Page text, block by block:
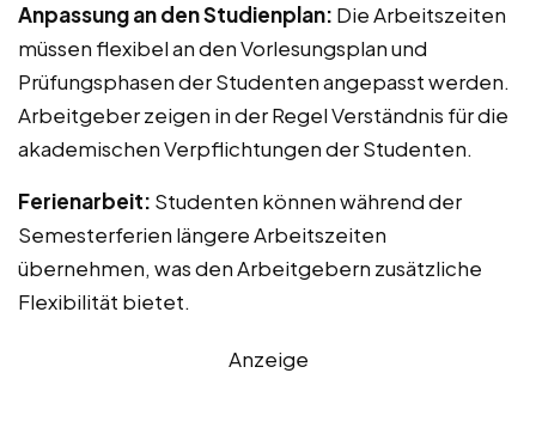
Anpassung an den Studienplan: Die Arbeitszeiten
müssen flexibel an den Vorlesungsplan und
Prüfungsphasen der Studenten angepasst werden.
Arbeitgeber zeigen in der Regel Verständnis für die
akademischen Verpflichtungen der Studenten.
Ferienarbeit: Studenten können während der
Semesterferien längere Arbeitszeiten
übernehmen, was den Arbeitgebern zusätzliche
Flexibilität bietet.
Anzeige